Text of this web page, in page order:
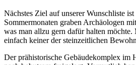
Nächstes Ziel auf unserer Wunschliste
Sommermonaten graben Archäologen
was man allzu gern dafür halten
einfach keiner der steinzeitlichen
Der prähistorische Gebäudekomplex im